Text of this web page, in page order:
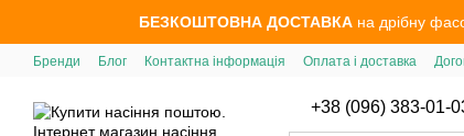
Перейти до основного контентуБЕЗКОШТОВНА ДОСТАВКА на дрібну
Бренди Блог Контактна інформація Оплата і доставка
+38 (096) 383-01-